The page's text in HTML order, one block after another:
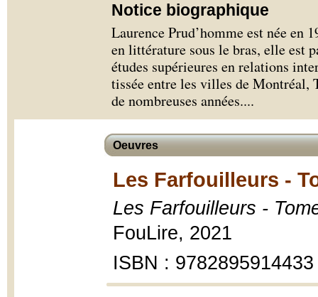
Notice biographique
Laurence Prud’homme est née en
en littérature sous le bras, elle est
études supérieures en relations
tissée entre les villes de Montréal,
de nombreuses années....
Oeuvres
Les Farfouilleurs -
Les Farfouilleurs -
FouLire, 2021
ISBN : 9782895914433